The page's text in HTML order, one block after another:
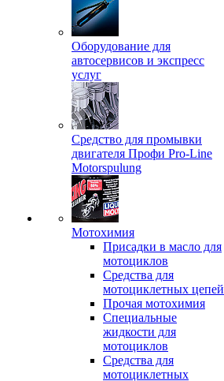
Оборудование для
автосервисов и экспресс
услуг
Средство для промывки
двигателя Профи Pro-Line
Motorspulung
Мотохимия
Присадки в масло для
мотоциклов
Средства для
мотоциклетных цепей
Прочая мотохимия
Специальные
жидкости для
мотоциклов
Средства для
мотоциклетных